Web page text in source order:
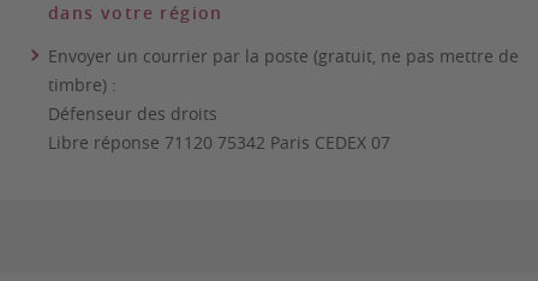
dans votre région
Envoyer un courrier par la poste (gratuit, ne pas mettre de
timbre) :
Défenseur des droits
Libre réponse 71120 75342 Paris CEDEX 07